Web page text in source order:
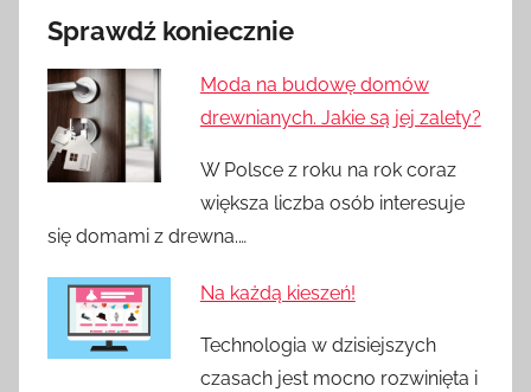
Sprawdź koniecznie
Moda na budowę domów
drewnianych. Jakie są jej zalety?
W Polsce z roku na rok coraz
większa liczba osób interesuje
się domami z drewna.…
Na każdą kieszeń!
Technologia w dzisiejszych
czasach jest mocno rozwinięta i